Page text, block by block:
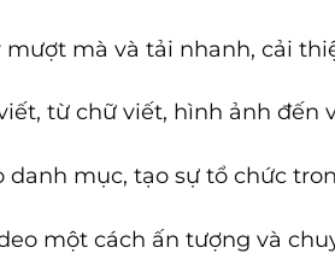
mà và tải nhanh, cải
từ chữ viết, hình ảnh đến
danh mục, tạo sự tổ chức
một cách ấn tượng và